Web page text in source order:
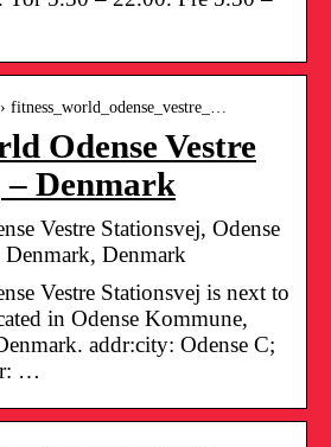
Odense Vestre
– Denmark
Vestre Stationsvej, Odense
Denmark
Vestre Stationsvej is next to
in Odense Kommune,
addr:city: Odense C;
…